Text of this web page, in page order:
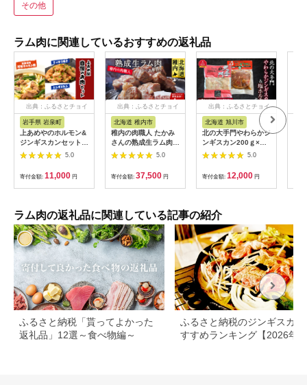
その他
ラム肉に関連しているおすすめの返礼品
出典：ふるさとチョイ
岩手県 岩泉町
上あめやのホルモン&
ジンギスカンセット
【1431084】
5.0
寄付金額: 11,000 円
出典：ふるさとチョイ
北海道 稚内市
稚内の肉職人 たかみ
さんの熟成生ラム肉ロ
ース厚切り(500g×2)_
ラム肉 生 個包装 人気
小分け 羊肉 パック 真
空 冷凍 ヘルシー 子羊
肉 厚切り 新鮮
5.0
寄付金額: 37,500 円
出典：ふるさとチョイ
北海道 旭川市
北の大手門やわらかジ
ンギスカン200ｇ×５
パック・ 北の大手門
塩ホルモン180ｇ×２
パックセット
5.0
寄付金額: 12,000 円
ラム肉の返礼品に関連している記事の紹介
ふるさと納税「貰ってよかった
返礼品」12選～食べ物編～
ふるさと納税のジンギスカン
すすめランキング【2026年